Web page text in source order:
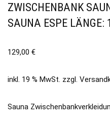
ZWISCHENBANK
SAUNA ESPE LÄNGE:
129,00 €
inkl. 19 % MwSt. zzgl.
Sauna